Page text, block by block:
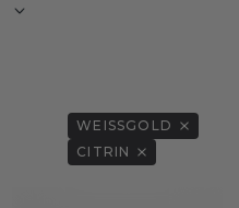
WEISSGOLD
CITRIN